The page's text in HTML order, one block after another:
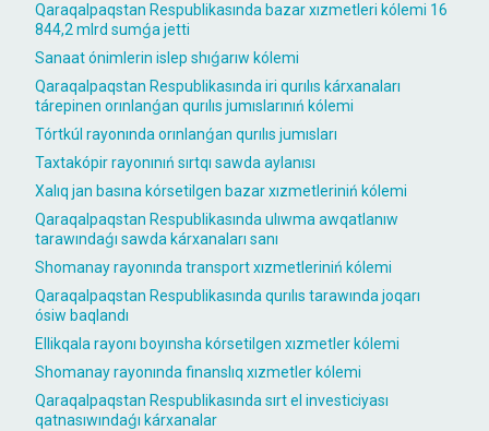
Qaraqalpaqstan Respublikasında bazar xızmetleri kólemi 16
844,2 mlrd sumǵa jetti
Sanaat ónimlerin islep shıǵarıw kólemi
Qaraqalpaqstan Respublikasında iri qurılıs kárxanaları
tárepinen orınlanǵan qurılıs jumıslarınıń kólemi
Tórtkúl rayonında orınlanǵan qurılıs jumısları
Taxtakópir rayonınıń sırtqı sawda aylanısı
Xalıq jan basına kórsetilgen bazar xızmetleriniń kólemi
Qaraqalpaqstan Respublikasında ulıwma awqatlanıw
tarawındaǵı sawda kárxanaları sanı
Shomanay rayonında transport xızmetleriniń kólemi
Qaraqalpaqstan Respublikasında qurılıs tarawında joqarı
ósiw baqlandı
Ellikqala rayonı boyınsha kórsetilgen xızmetler kólemi
Shomanay rayonında finanslıq xızmetler kólemi
Qaraqalpaqstan Respublikasında sırt el investiciyası
qatnasıwındaǵı kárxanalar